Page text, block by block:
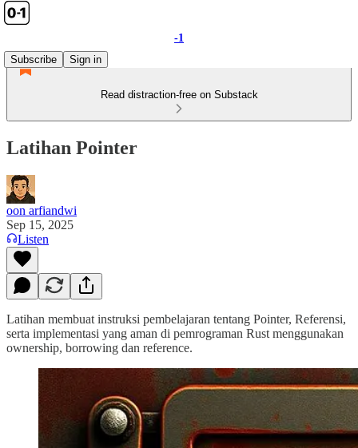
-1
Subscribe
Sign in
Read distraction-free on Substack
Latihan Pointer
oon arfiandwi
Sep 15, 2025
Listen
Latihan membuat instruksi pembelajaran tentang Pointer, Referensi,
serta implementasi yang aman di pemrograman Rust menggunakan
ownership, borrowing dan reference.